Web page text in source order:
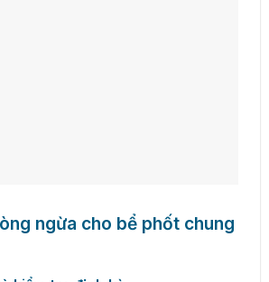
ngừa cho bể phốt chung